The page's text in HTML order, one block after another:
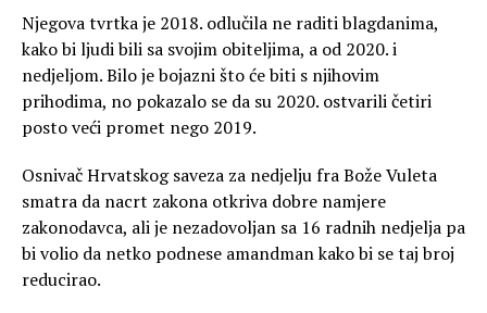
Njegova tvrtka je 2018. odlučila ne raditi blagdanima,
kako bi ljudi bili sa svojim obiteljima, a od 2020. i
nedjeljom. Bilo je bojazni što će biti s njihovim
prihodima, no pokazalo se da su 2020. ostvarili četiri
posto veći promet nego 2019.
Osnivač Hrvatskog saveza za nedjelju fra Bože Vuleta
smatra da nacrt zakona otkriva dobre namjere
zakonodavca, ali je nezadovoljan sa 16 radnih nedjelja pa
bi volio da netko podnese amandman kako bi se taj broj
reducirao.